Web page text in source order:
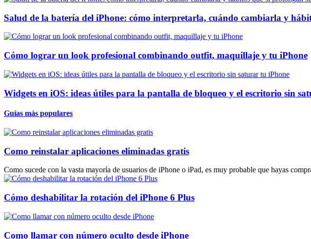
Salud de la batería del iPhone: cómo interpretarla, cuándo cambiarla y
Cómo lograr un look profesional combinando outfit, maquillaje y tu iPhone
Widgets en iOS: ideas útiles para la pantalla de bloqueo y el escritorio sin
Guías más populares
Como reinstalar aplicaciones eliminadas gratis
Como sucede con la vasta mayoría de usuarios de iPhone o iPad, es muy probable que hayas
Cómo deshabilitar la rotación del iPhone 6 Plus
Como llamar con número oculto desde iPhone